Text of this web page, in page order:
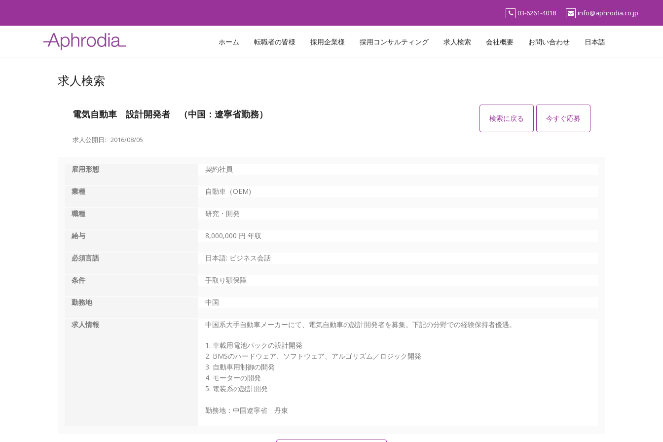
content
03-6261-4018 info@aphrodia.co.jp
ホーム 転職者の皆様 採用企業様 採用コンサルティング 求人検索 会社概要 お問い合わせ 日本語
求人検索
電気自動車 設計開発者 （中国：遼寧省勤務） 検索に戻る 今すぐ応募
求人公開日: 2016/08/05
雇用形態 契約社員
業種 自動車（OEM)
職種 研究・開発
給与 8,000,000 円 年収
必須言語 日本語: ビジネス会話
条件 手取り額保障
勤務地 中国
求人情報 中国系大手自動車メーカーにて、電気自動車の設計開発者を募集。下記の分野での経験保持者優遇。
1. 車載用電池パックの設計開発
2. BMSのハードウェア、ソフトウェア、アルゴリズム／ロジック開発
3. 自動車用制御の開発
4. モーターの開発
5. 電装系の設計開発
勤務地：中国遼寧省 丹東